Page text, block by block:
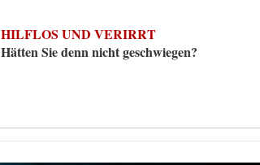
HILFLOS UND VERIRRT
Hätten Sie denn nicht geschwiegen?